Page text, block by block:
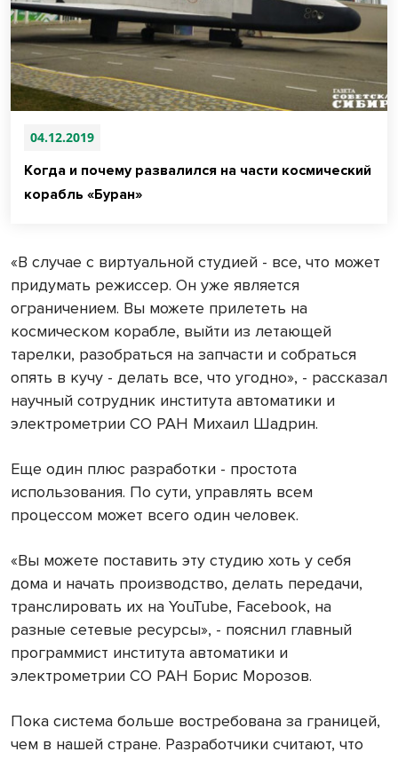
04.12.2019
Когда и почему развалился на части космический
корабль «Буран»
«В случае с виртуальной студией - все, что может
придумать режиссер. Он уже является
ограничением. Вы можете прилететь на
космическом корабле, выйти из летающей
тарелки, разобраться на запчасти и собраться
опять в кучу - делать все, что угодно», - рассказал
научный сотрудник института автоматики и
электрометрии СО РАН Михаил Шадрин.
Еще один плюс разработки - простота
использования. По сути, управлять всем
процессом может всего один человек.
«Вы можете поставить эту студию хоть у себя
дома и начать производство, делать передачи,
транслировать их на YouTube, Facebook, на
разные сетевые ресурсы», - пояснил главный
программист института автоматики и
электрометрии СО РАН Борис Морозов.
Пока система больше востребована за границей,
чем в нашей стране. Разработчики считают, что